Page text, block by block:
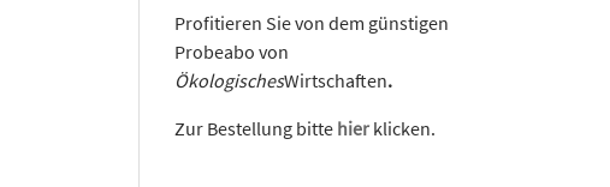
Profitieren Sie von dem günstigen
Probeabo von
ÖkologischesWirtschaften.
Zur Bestellung bitte hier klicken.